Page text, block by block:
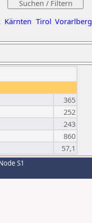
Kärnten Tirol Vorarlberg
365
252
243
860
57,1
S1